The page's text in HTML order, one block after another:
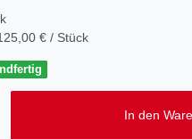
€ / Stück
In den